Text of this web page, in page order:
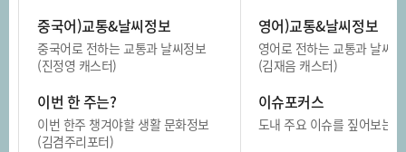
중국어)교통&날씨정보
중국어로 전하는 교통과 날씨정보
(진정영 캐스터)
이번 한 주는?
이번 한주 챙겨야할 생활 문화정보
(김겸주리포터)
영어)교통&날씨정보
영어로 전하는 교통과 날씨
(김재음 캐스터)
이슈포커스
도내 주요 이슈를 짚어보는